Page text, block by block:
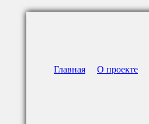
Главная О проекте